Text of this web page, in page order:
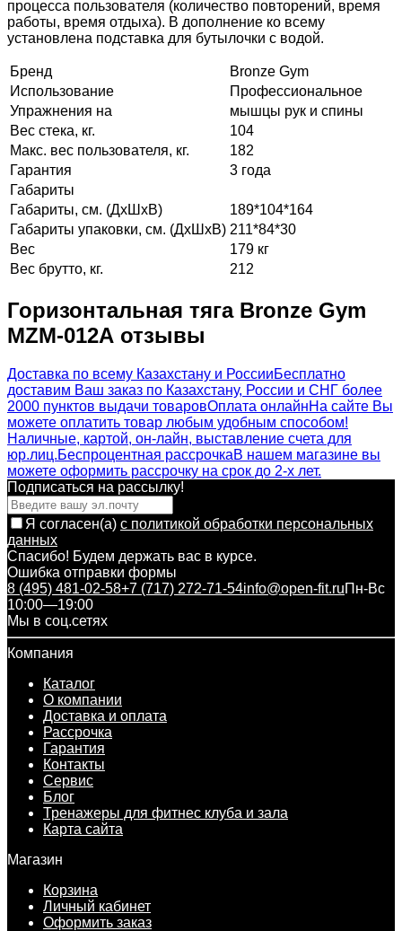
процесса пользователя (количество повторений, время
работы, время отдыха). В дополнение ко всему
установлена подставка для бутылочки с водой.
Бренд
Bronze Gym
Использование
Профессиональное
Упражнения на
мышцы рук и спины
Вес стека, кг.
104
Макс. вес пользователя, кг.
182
Гарантия
3 года
Габариты
Габариты, см. (ДхШхВ)
189*104*164
Габариты упаковки, см. (ДхШхВ) 211*84*30
Вес
179 кг
Вес брутто, кг.
212
Горизонтальная тяга Bronze Gym
MZM-012А отзывы
Доставка по всему Казахстану и РоссииБесплатно
доставим Ваш заказ по Казахстану, России и СНГ более
2000 пунктов выдачи товаровОплата онлайнНа сайте Вы
можете оплатить товар любым удобным способом!
Наличные, картой, он-лайн, выставление счета для
юр.лиц.Беспроцентная рассрочкаВ нашем магазине вы
можете оформить рассрочку на срок до 2-х лет.
Подписаться на рассылкy!
Я согласен(a) с политикой обработки персональных
данных
Спасибо! Будем держать вас в курсе.
Ошибка отправки формы
8 (495) 481-02-58+7 (717) 272-71-54info@open-fit.ruПн-Вс
10:00—19:00
Мы в соц.сетях
Компания
Каталог
О компании
Доставка и оплата
Рассрочка
Гарантия
Контакты
Сервис
Блог
Тренажеры для фитнес клуба и зала
Карта сайта
Магазин
Корзина
Личный кабинет
Оформить заказ